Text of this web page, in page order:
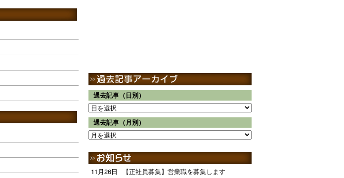
過去記事（日別）
過去記事（月別）
11月26日 【正社員募集】営業職を募集します